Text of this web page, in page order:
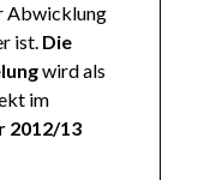
Abwicklung
ist. Die
wird als
im
2012/13